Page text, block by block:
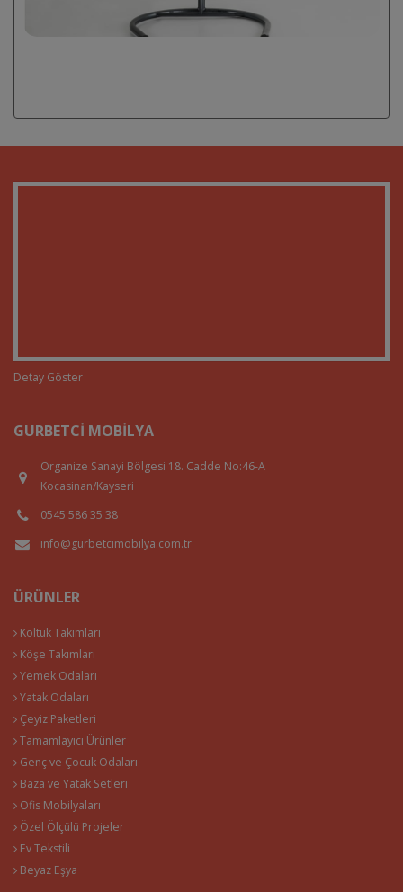
Detay Göster
GURBETCI MOBILYA
Organize Sanayi Bölgesi 18. Cadde No:46-A
Kocasinan/Kayseri
0545 586 35 38
info@gurbetcimobilya.com.tr
ÜRÜNLER
Koltuk Takımları
Köşe Takımları
Yemek Odaları
Yatak Odaları
Çeyiz Paketleri
Tamamlayıcı Ürünler
Genç ve Çocuk Odaları
Baza ve Yatak Setleri
Ofis Mobilyaları
Özel Ölçülü Projeler
Ev Tekstili
Beyaz Eşya